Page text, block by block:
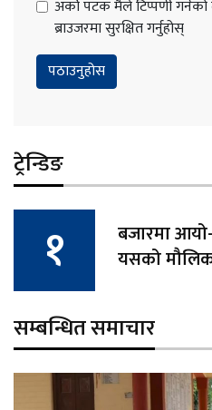
अर्को पटक मैले टिप्पणी
ब्राउजरमा सुरक्षित गर्नुहोस्
ट्रेन्डिङ
बजारमा
यसको
सम्बन्धित समाचार